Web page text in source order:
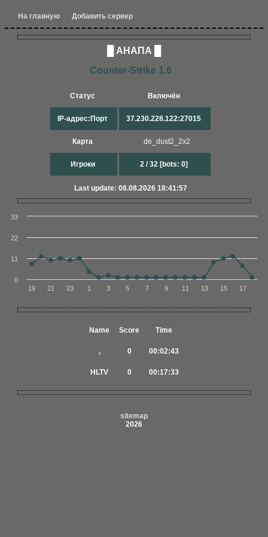
На главную Добавить сервер
█ АНАПА █
Counter-Strike 1.6
Статус
IP-адрес:Порт
Карта
Игроки
Включён
37.230.228.122:27015
de_dust2_2x2
2 / 32 [bots: 0]
Last update: 08.08.2026 18:41:57
19 21 23 1 3 5 7 9 11 13 15 17
0
11
22
33
Name Score Time
, 0 00:02:43
HLTV 0 00:17:33
sitemap
2026